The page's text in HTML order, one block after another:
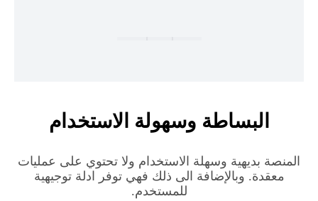
البساطة وسهولة الاستخدام
المنصة بديهية وسهلة الاستخدام ولا تحتوي على عمليات
معقدة. وبالإضافة الى ذلك فهي توفر ادلة توجيهية
للمستخدم.